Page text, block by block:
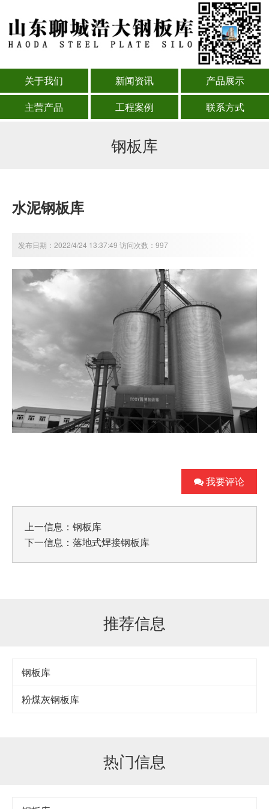
关于我们 新闻资讯
产品展示
主营产品
工程案例 联系方式
钢板库
水泥钢板库
发布日期：2022/4/24 13:37:49 访问次数：997
我要评论
上一信息： 钢板库
下一信息： 落地式焊接钢板库
推荐信息
钢板库
粉煤灰钢板库
热门信息